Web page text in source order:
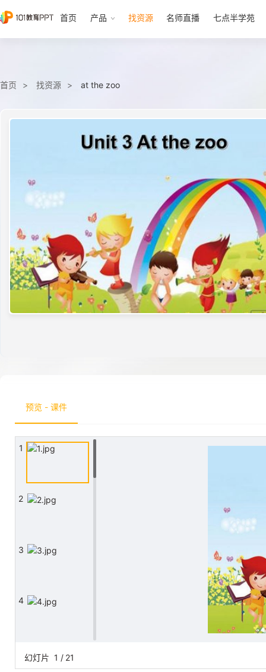
首页 产品 找资源 名师直播 七点半学苑
首页 找资源 at the zoo
预览 - 课件
1
2
3
4
幻灯片 1 / 21